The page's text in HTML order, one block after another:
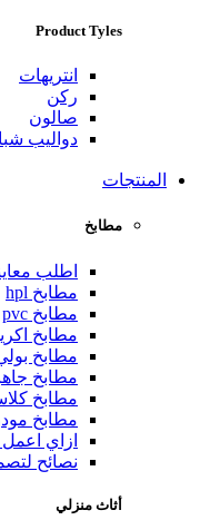
Product Tyles
انتريهات
ركن
صالون
دواليب
المنتجات
مطابخ
اطلب
مطابخ hpl
مطابخ pvc
مطابخ
مطابخ
مطابخ
مطابخ
مطابخ
ازاي
نصائح
أثاث منزلي